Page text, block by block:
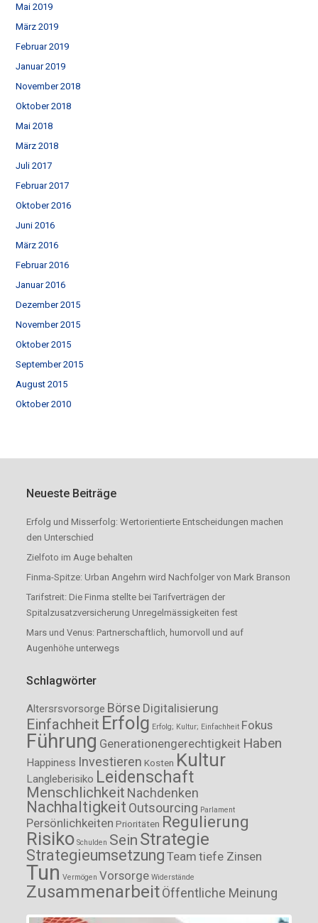
Mai 2019
März 2019
Februar 2019
Januar 2019
November 2018
Oktober 2018
Mai 2018
März 2018
Juli 2017
Februar 2017
Oktober 2016
Juni 2016
März 2016
Februar 2016
Januar 2016
Dezember 2015
November 2015
Oktober 2015
September 2015
August 2015
Oktober 2010
Neueste Beiträge
Erfolg und Misserfolg: Wertorientierte Entscheidungen machen
den Unterschied
Zielfoto im Auge behalten
Finma-Spitze: Urban Angehrn wird Nachfolger von Mark Branson
Tarifstreit: Die Finma stellte bei Tarifverträgen der
Spitalzusatzversicherung Unregelmässigkeiten fest
Mars und Venus: Partnerschaftlich, humorvoll und auf
Augenhöhe unterwegs
Schlagwörter
Altersrsvorsorge Börse Digitalisierung
Einfachheit Erfolg Erfolg; Kultur; Einfachheit Fokus
Führung Generationengerechtigkeit Haben
Happiness Investieren Kosten Kultur
Langleberisiko Leidenschaft
Menschlichkeit Nachdenken
Nachhaltigkeit Outsourcing Parlament
Persönlichkeiten Prioritäten Regulierung
Risiko Schulden Sein Strategie
Strategieumsetzung Team tiefe Zinsen
Tun Vermögen Vorsorge Widerstände
ZusammenarbeitÖffentliche Meinung